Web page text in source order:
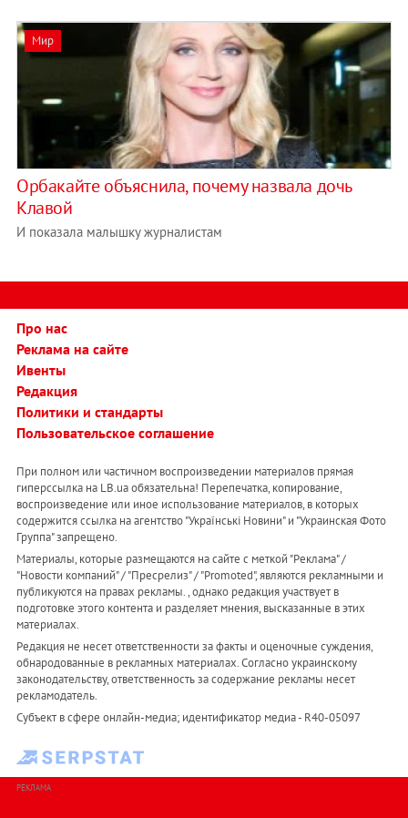
Мир
Орбакайте объяснила, почему назвала дочь
Клавой
И показала малышку журналистам
Про нас
Реклама на сайте
Ивенты
Редакция
Политики и стандарты
Пользовательское соглашение
При полном или частичном воспроизведении материалов прямая
гиперссылка на LB.ua обязательна! Перепечатка, копирование,
воспроизведение или иное использование материалов, в которых
содержится ссылка на агентство "Українськi Новини" и "Украинская Фото
Группа" запрещено.
Материалы, которые размещаются на сайте с меткой "Реклама" /
"Новости компаний" / "Пресрелиз" / "Promoted", являются рекламными и
публикуются на правах рекламы. , однако редакция участвует в
подготовке этого контента и разделяет мнения, высказанные в этих
материалах.
Редакция не несет ответственности за факты и оценочные суждения,
обнародованные в рекламных материалах. Согласно украинскому
законодательству, ответственность за содержание рекламы несет
рекламодатель.
Субъект в сфере онлайн-медиа; идентификатор медиа - R40-05097
РЕКЛАМА